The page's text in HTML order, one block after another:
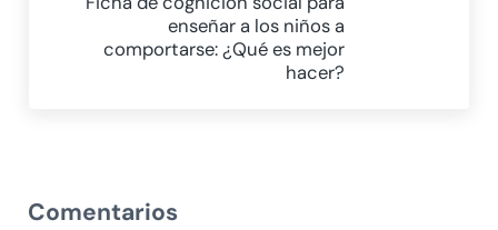
enseñar a los niños a
comportarse: ¿Qué es mejor
hacer?
Comentarios